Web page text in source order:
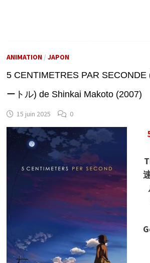
ANIMATION/ JAPON
5 CENTIMETRES PAR SECONDE
ートル) de Shinkai Makoto (2007)
15 juin 2025 0